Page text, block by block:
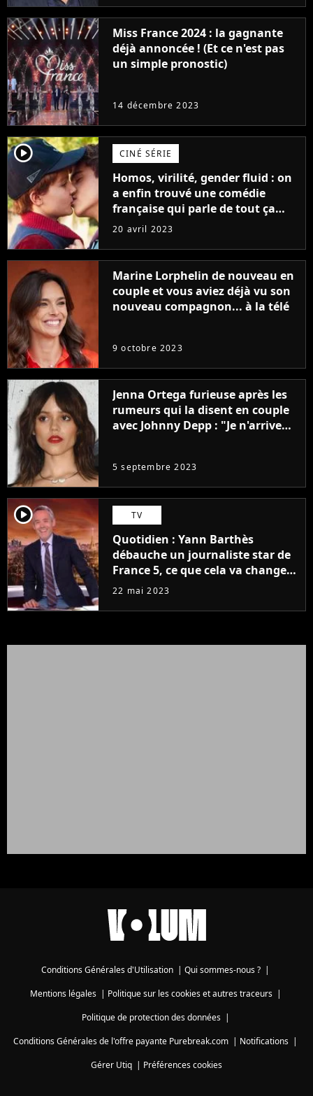
Miss France 2024 : la gagnante
déjà annoncée ! (Et ce n'est pas
un simple pronostic)
14 décembre 2023
player2 CINÉ SÉRIE
Homos, virilité, gender fluid : on
a enfin trouvé une comédie
française qui parle de tout ça
sans être super ringarde
20 avril 2023
Marine Lorphelin de nouveau en
couple et vous aviez déjà vu son
nouveau compagnon... à la télé
9 octobre 2023
Jenna Ortega furieuse après les
rumeurs qui la disent en couple
avec Johnny Depp : "Je n'arrive
5 septembre 2023
player2 TV
Quotidien : Yann Barthès
débauche un journaliste star de
France 5, ce que cela va changer
à la rentrée
22 mai 2023
Conditions Générales d'Utilisation | Qui sommes-nous ? |
Mentions légales| Politique sur les cookies et autres traceurs|
Politique de protection des données|
Conditions Générales de l'offre payante Purebreak.com | Notifications |
Gérer Utiq | Préférences cookies